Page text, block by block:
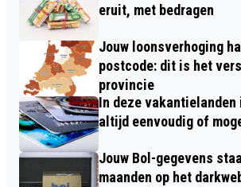
eruit, met bedragen
Jouw loonsverhoging
postcode: dit is het
provincie
In deze
altijd eenvoudig of
Jouw Bol-gegevens
maanden op het